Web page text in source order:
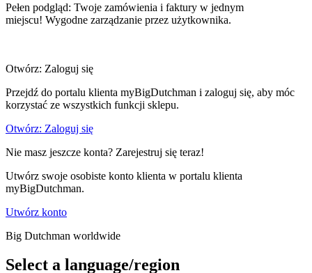
Pełen podgląd: Twoje zamówienia i faktury w jednym
miejscu! Wygodne zarządzanie przez użytkownika.
Otwórz: Zaloguj się
Przejdź do portalu klienta myBigDutchman i zaloguj się, aby móc
korzystać ze wszystkich funkcji sklepu.
Otwórz: Zaloguj się
Nie masz jeszcze konta? Zarejestruj się teraz!
Utwórz swoje osobiste konto klienta w portalu klienta
myBigDutchman.
Utwórz konto
Big Dutchman worldwide
Select a language/region